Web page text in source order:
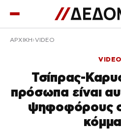
ΑΡΧΙΚΉ VIDEO
VIDEO
Τσίπρας-
πρόσωπα είναι
ψηφοφόρους